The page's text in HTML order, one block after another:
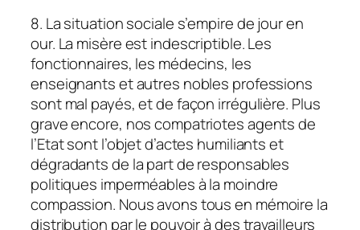
8. La situation sociale s’empire de jour en
our. La misère est indescriptible. Les
fonctionnaires, les médecins, les
enseignants et autres nobles professions
sont mal payés, et de façon irrégulière. Plus
grave encore, nos compatriotes agents de
l’Etat sont l’objet d’actes humiliants et
dégradants de la part de responsables
politiques imperméables à la moindre
compassion. Nous avons tous en mémoire la
distribution par le pouvoir à des travailleurs